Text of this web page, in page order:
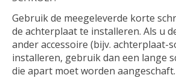
Gebruik de meegeleverde korte
de achterplaat te installeren. Als u
ander accessoire (bijv. achterplaat-
installeren, gebruik dan een lange
die apart moet worden aangeschaft.